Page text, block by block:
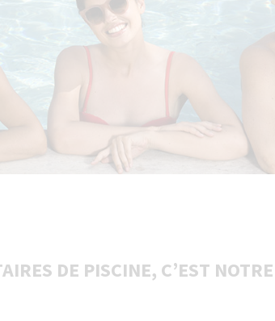
DE PISCINE, C’EST NOTRE